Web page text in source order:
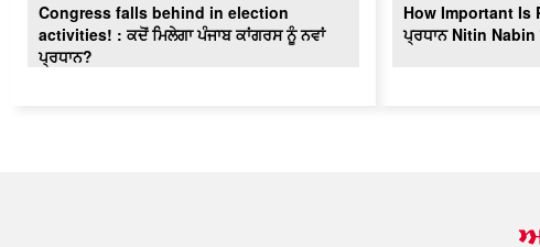
Congress falls behind in election
activities! : ਕਦੋਂ ਮਿਲੇਗਾ ਪੰਜਾਬ ਕਾਂਗਰਸ ਨੂੰ ਨਵਾਂ
ਪ੍ਰਧਾਨ?
How Important Is
ਪ੍ਰਧਾਨ Nitin Nabin